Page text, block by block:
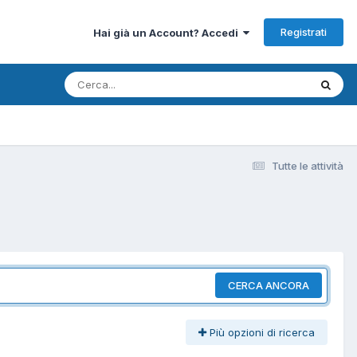
Hai già un Account? Accedi Registrati
Tutte le attività
CERCA ANCORA
Più opzioni di ricerca